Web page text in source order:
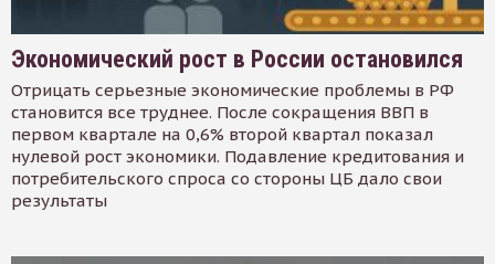
Экономический рост в России остановился
Отрицать серьезные экономические проблемы в РФ
становится все труднее. После сокращения ВВП в
первом квартале на 0,6% второй квартал показал
нулевой рост экономики. Подавление кредитования и
потребительского спроса со стороны ЦБ дало свои
результаты